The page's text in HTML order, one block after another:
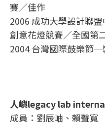
賽／佳作
2006 成功大學設計聯
創意花燈競賽／全國第
2004 台灣國際鼓樂節─
人嶼legacy lab
成員：劉辰岫、賴聲寬